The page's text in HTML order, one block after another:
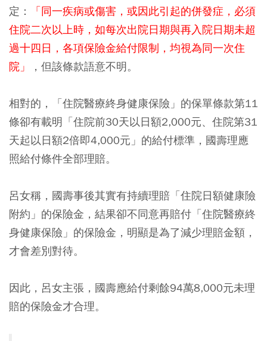
定：
「同一疾病或傷害，或因此引起的併發症，必須
住院二次以上時，如每次出院日期與再入院日期未超
過十四日，各項保險金給付限制，均視為同一次住
院」
，但該條款語意不明。
相對的，「住院醫療終身健康保險」的保單條款第11
條卻有載明「住院前30天以日額2,000元、住院第31
天起以日額2倍即4,000元」的給付標準，國壽理應
照給付條件全部理賠。
呂女稱，國壽事後其實有持續理賠「住院日額健康險
附約」的保險金，結果卻不同意再賠付「住院醫療終
身健康保險」的保險金，明顯是為了減少理賠金額，
才會差別對待。
因此，呂女主張，國壽應給付剩餘94萬8,000元未理
賠的保險金才合理。